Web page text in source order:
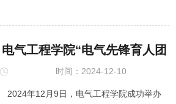
赵志刚一行4人赴新疆大学电气工程学院及新
电气工程学院“电气先锋育人团
队”2024年度汇报会圆满举行
时间：2024-12-10
2024年12月9日，电气工程学院成功举办